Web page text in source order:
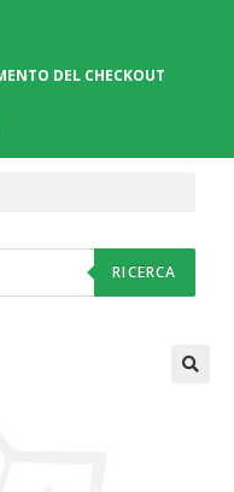
DEL CHECKOUT
RICERCA